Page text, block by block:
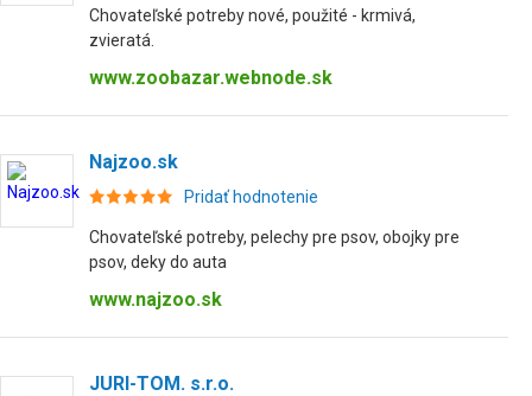
Chovateľské potreby nové, použité - krmivá,
zvieratá.
www.zoobazar.webnode.sk
Najzoo.sk
Pridať hodnotenie
Chovateľské potreby, pelechy pre psov, obojky pre
psov, deky do auta
www.najzoo.sk
JURI-TOM. s.r.o.